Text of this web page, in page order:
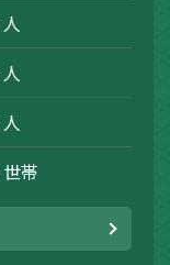
人
人
人
世帯